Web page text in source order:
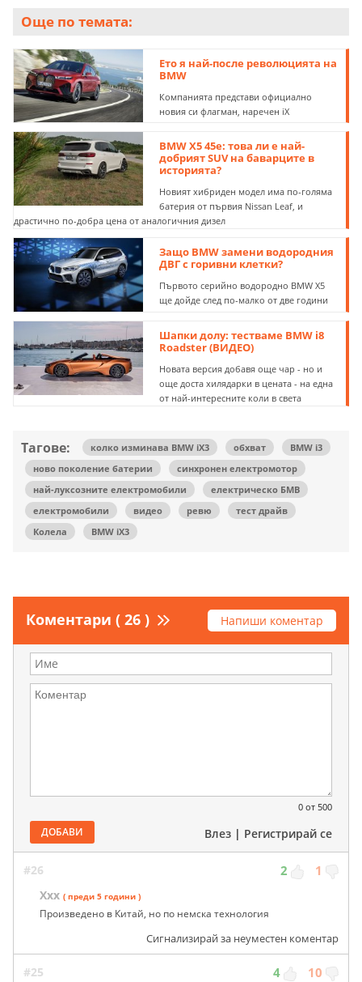
Още по темата:
Ето я най-после революцията на
BMW
Компанията представи официално
новия си флагман, наречен iX
BMW X5 45e: това ли е най-
добрият SUV на баварците в
историята?
Новият хибриден модел има по-голяма
батерия от първия Nissan Leaf, и
драстично по-добра цена от аналогичния дизел
Защо BMW замени водородния
ДВГ с горивни клетки?
Първото серийно водородно BMW X5
ще дойде след по-малко от две години
Шапки долу: тестваме BMW i8
Roadster (ВИДЕО)
Новата версия добавя още чар - но и
още доста хилядарки в цената - на една
от най-интересните коли в света
Тагове: колко изминава BMW iX3 обхват
BMW i3
ново поколение батерии
синхронен електромотор
най-луксозните електромобили
електрическо БМВ
електромобили
видео ревю
тест драйв
Колела
BMW iX3
Коментари ( 26 ) Напиши коментар
0 от 500
ДОБАВИ Влез | Регистрирай се
#26 2 1
Ххх ( преди 5 години )
Произведено в Китай, но по немска технология
Сигнализирай за неуместен коментар
#25 4 10